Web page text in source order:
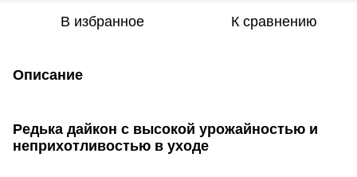
В избранное К сравнению
Описание
Редька дайкон с высокой урожайностью и
неприхотливостью в уходе